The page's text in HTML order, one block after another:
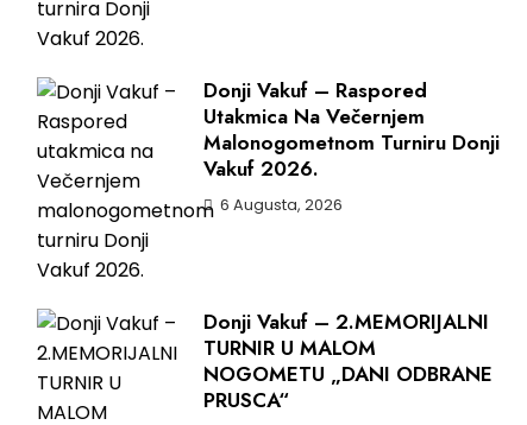
Donji Vakuf – Raspored
Utakmica Na Večernjem
Malonogometnom Turniru Donji
Vakuf 2026.
6 Augusta, 2026
Donji Vakuf – 2.MEMORIJALNI
TURNIR U MALOM
NOGOMETU „DANI ODBRANE
PRUSCA“